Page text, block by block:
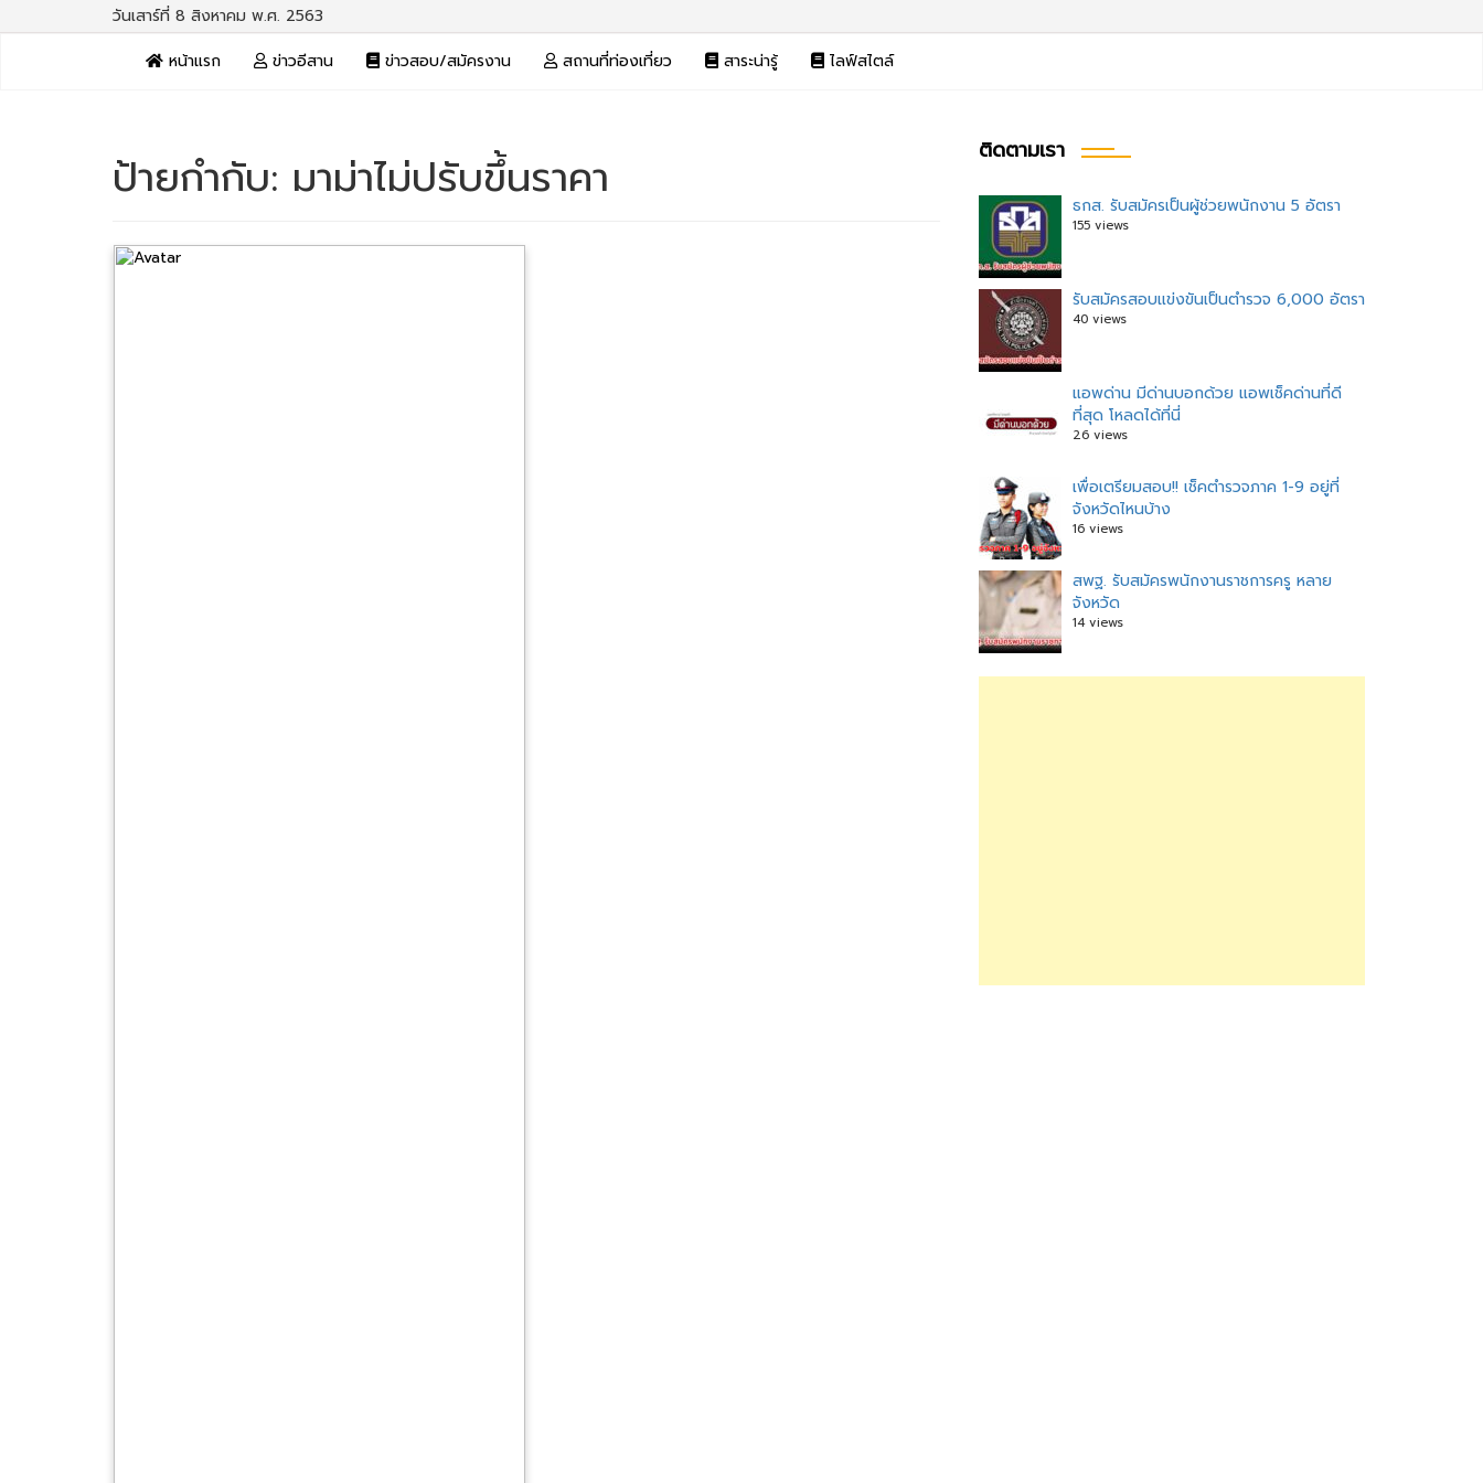
วันเสาร์ที่ 8 สิงหาคม พ.ศ. 2563
หน้าแรก
ข่าวอีสาน ข่าวสอบ/สมัครงาน สถานที่ท่องเที่ยว สาระน่ารู้ ไลฟ์สไตล์
ป้ายกำกับ: มาม่าไม่ปรับขึ้นราคา ติดตามเรา
ธกส. รับสมัครเป็นผู้ช่วยพนักงาน 5 อัตรา
155 views
รับสมัครสอบแข่งขันเป็นตำรวจ 6,000 อัตรา
40 views
แอพด่าน มีด่านบอกด้วย แอพเช็คด่านที่ดี
ที่สุด โหลดได้ที่นี่
26 views
เพื่อเตรียมสอบ!! เช็คตำรวจภาค 1-9 อยู่ที่
จังหวัดไหนบ้าง
16 views
สพฐ. รับสมัครพนักงานราชการครู หลาย
จังหวัด
14 views